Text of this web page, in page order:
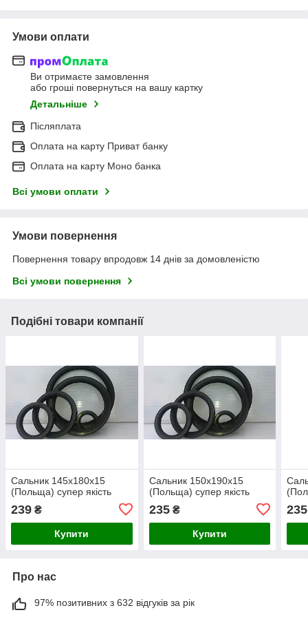
Умови оплати
Ви отримаєте замовлення
або гроші повернуться на вашу картку
Детальніше
Післяплата
Оплата на карту Приват банку
Оплата на карту Моно банка
Всі умови оплати
Умови повернення
Повернення товару впродовж 14 днів за домовленістю
Всі умови повернення
Подібні товари компанії
Сальник 145х180х15
(Польща) супер якість
239 ₴
Купити
Сальник 150х190х15
(Польща) супер якість
235₴
Купити
235
Про нас
97% позитивних з 632 відгуків за рік